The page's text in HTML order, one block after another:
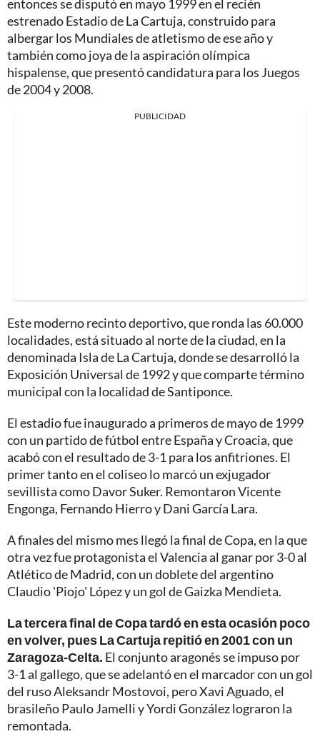
entonces se disputó en mayo 1999 en el recién
estrenado Estadio de La Cartuja, construido para
albergar los Mundiales de atletismo de ese año y
también como joya de la aspiración olímpica
hispalense, que presentó candidatura para los Juegos
de 2004 y 2008.
PUBLICIDAD
Este moderno recinto deportivo, que ronda las 60.000
localidades, está situado al norte de la ciudad, en la
denominada Isla de La Cartuja, donde se desarrolló la
Exposición Universal de 1992 y que comparte término
municipal con la localidad de Santiponce.
El estadio fue inaugurado a primeros de mayo de 1999
con un partido de fútbol entre España y Croacia, que
acabó con el resultado de 3-1 para los anfitriones. El
primer tanto en el coliseo lo marcó un exjugador
sevillista como Davor Suker. Remontaron Vicente
Engonga, Fernando Hierro y Dani García Lara.
A finales del mismo mes llegó la final de Copa, en la que
otra vez fue protagonista el Valencia al ganar por 3-0 al
Atlético de Madrid, con un doblete del argentino
Claudio 'Piojo' López y un gol de Gaizka Mendieta.
La tercera final de Copa tardó en esta ocasión poco
en volver, pues La Cartuja repitió en 2001 con un
Zaragoza-Celta. El conjunto aragonés se impuso por
3-1 al gallego, que se adelantó en el marcador con un gol
del ruso Aleksandr Mostovoi, pero Xavi Aguado, el
brasileño Paulo Jamelli y Yordi González lograron la
remontada.